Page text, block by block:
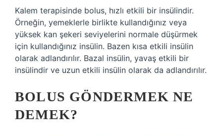
Kalem terapisinde bolus, hızlı etkili bir insülindir.
Örneğin, yemeklerle birlikte kullandığınız veya
yüksek kan şekeri seviyelerini normale düşürmek
için kullandığınız insülin. Bazen kısa etkili insülin
olarak adlandırılır. Bazal insülin, yavaş etkili bir
insülindir ve uzun etkili insülin olarak da adlandırılır.
BOLUS GÖNDERMEK NE
DEMEK?